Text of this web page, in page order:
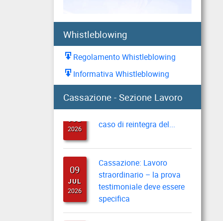
05
2026
Sisma del 4 agosto:
chiusura temporanea
Direzione provinciale di
Pisa
Whistleblowing
Regolamento Whistleblowing
Informativa Whistleblowing
Cassazione - Sezione Lavoro
10
2026
Cassazione: recupero
JUL
2026
straordinario – la prova
testimoniale deve essere
specifica